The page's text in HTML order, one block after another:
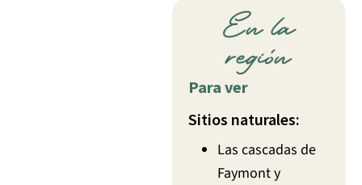
En la
región
Para ver
Sitios naturales:
Las cascadas de
Faymont y